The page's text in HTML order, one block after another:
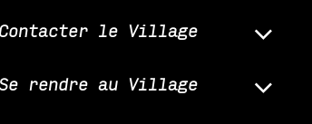
Contacter le Village
rendre au Village